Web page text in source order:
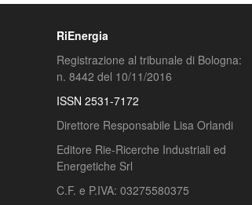
RiEnergia
Registrazione al tribunale di Bologna:
n. 8442 del 10/11/2016
ISSN 2531-7172
Direttore Responsabile Lisa Orlandi
Editore Rie-Ricerche Industriali ed
Energetiche Srl
C.F. e P.IVA: 03275580375